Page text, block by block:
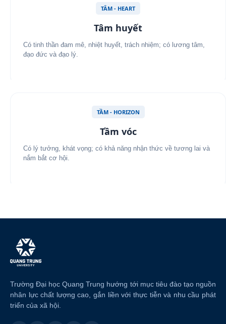
TÂM - HEART
Tâm huyết
Có tinh thần đam mê, nhiệt huyết, trách nhiệm; có lương tâm,
đạo đức và đạo lý.
TẦM - HORIZON
Tầm vóc
Có lý tưởng, khát vọng; có khả năng nhận thức về tương lai và
nắm bắt cơ hội.
Trường Đại học Quang Trung hướng tới mục tiêu đào tạo nguồn
nhân lực chất lượng cao, gắn liền với thực tiễn và nhu cầu phát
triển của xã hội.